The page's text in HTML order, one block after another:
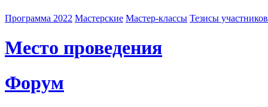
Программа 2022 Мастерские Мастер-классы Тезисы
Место проведения
Форум